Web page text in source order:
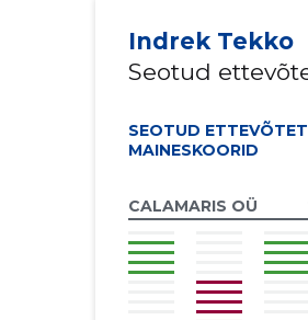
Indrek Tekko
Seotud
SEOTUD
MAINESKOORID
CALAMARIS OÜ